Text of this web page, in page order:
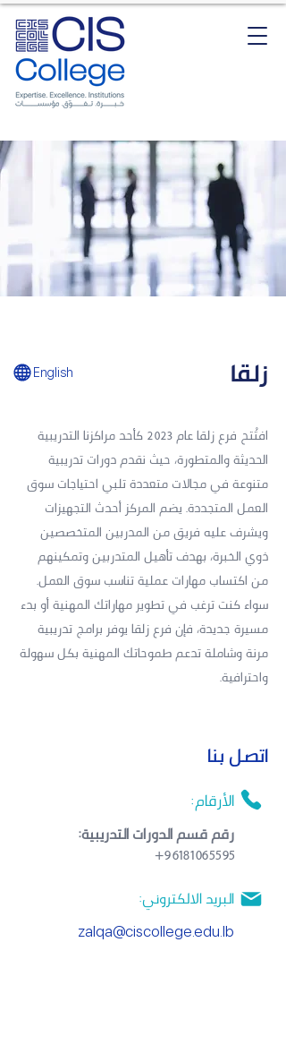
English زلقا
افتُتح فرع زلقا عام 2023 كأحد مراكزنا التدريبية
الحديثة والمتطورة، حيث نقدم دورات تدريبية
متنوعة في مجالات متعددة تلبي احتياجات سوق
العمل المتجددة. يضم المركز أحدث التجهيزات
ويشرف عليه فريق من المدربين المتخصصين
ذوي الخبرة، بهدف تأهيل المتدربين وتمكينهم
من اكتساب مهارات عملية تناسب سوق العمل.
سواء كنت ترغب في تطوير مهاراتك المهنية أو بدء
مسيرة جديدة، فإن فرع زلقا يوفر برامج تدريبية
مرنة وشاملة تدعم طموحاتك المهنية بكل سهولة
واحترافية.
اتصل بنا
الأرقام:
رقم قسم الدورات التدريبية:
96181065595
+
البريد الالكتروني:
zalqa@ciscollege.edu.lb